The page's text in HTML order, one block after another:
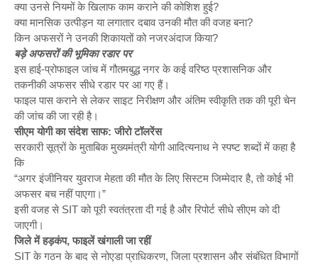
क्या उनसे नियमों के खिलाफ काम कराने की कोशिश हुई?
क्या मानसिक उत्पीड़न या लगातार दबाव उनकी मौत की वजह बना?
किन अफसरों ने उनकी शिकायतों को नजरअंदाज किया?
बड़े अफसरों की भूमिका रडार पर
इस हाई-प्रोफाइल जांच में गौतमबुद्ध नगर के कई वरिष्ठ प्रशासनिक और
तकनीकी अफसर सीधे रडार पर आ गए हैं।
फाइल पास कराने से लेकर साइट निरीक्षण और अंतिम स्वीकृति तक की पूरी चेन
की जांच की जा रही है।
सीएम योगी का संदेश साफ: जीरो टॉलरेंस
सरकारी सूत्रों के मुताबिक मुख्यमंत्री योगी आदित्यनाथ ने स्पष्ट शब्दों में कहा है
कि
“अगर इंजीनियर युवराज मेहता की मौत के लिए सिस्टम जिम्मेदार है, तो कोई भी
अफसर बच नहीं पाएगा।”
इसी वजह से SIT को पूरी स्वतंत्रता दी गई है और रिपोर्ट सीधे सीएम को दी
जाएगी।
जिले में हड़कंप, फाइलें खंगाली जा रहीं
SIT के गठन के बाद से नोएडा प्राधिकरण, जिला प्रशासन और संबंधित विभागों